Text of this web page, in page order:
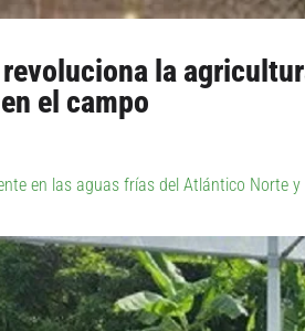
la
el campo
en las aguas frías del Atlántico Norte